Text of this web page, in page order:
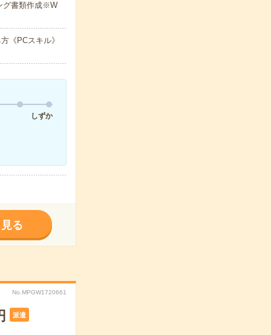
グ書類作成※W
《PCスキル》
しずか
る
No.MPGW1720661
派遣